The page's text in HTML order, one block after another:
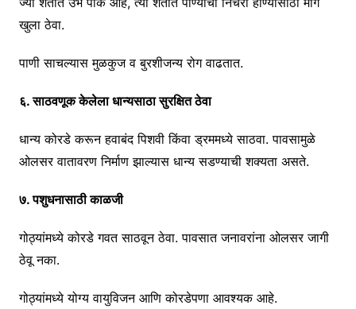
खुला ठेवा.
पाणी साचल्यास मुळकुज व बुरशीजन्य रोग वाढतात.
६. साठवणूक केलेला धान्यसाठा सुरक्षित ठेवा
धान्य कोरडे करून हवाबंद पिशवी किंवा ड्रममध्ये साठवा. पावसामुळे
ओलसर वातावरण निर्माण झाल्यास धान्य सडण्याची शक्यता असते.
७. पशुधनासाठी काळजी
गोठ्यांमध्ये कोरडे गवत साठवून ठेवा. पावसात जनावरांना ओलसर जागी
ठेवू नका.
गोठ्यांमध्ये योग्य वायुविजन आणि कोरडेपणा आवश्यक आहे.